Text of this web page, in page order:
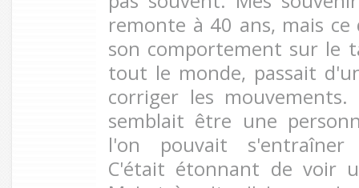
remonte à 40 ans, mais
son comportement sur le
tout le monde, passait
corriger les
semblait être une
l'on pouvait s'entraîner
C'était étonnant de voir